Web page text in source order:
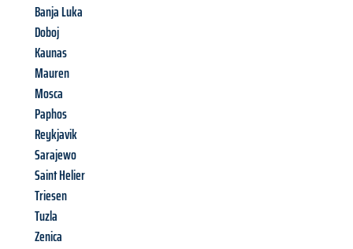
Banja Luka
Doboj
Kaunas
Mauren
Mosca
Paphos
Reykjavik
Sarajewo
Saint Helier
Triesen
Tuzla
Zenica